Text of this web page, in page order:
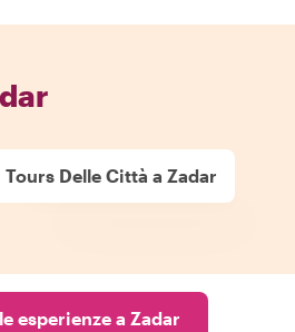
Tours Delle Città a Zadar
esperienze a Zadar